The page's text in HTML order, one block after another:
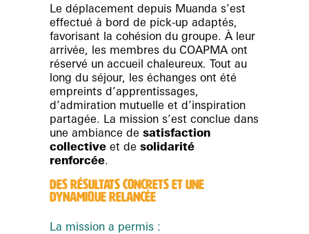
Le déplacement depuis Muanda s’est
effectué à bord de pick-up adaptés,
favorisant la cohésion du groupe. À leur
arrivée, les membres du COAPMA ont
réservé un accueil chaleureux. Tout au
long du séjour, les échanges ont été
empreints d’apprentissages,
d’admiration mutuelle et d’inspiration
partagée. La mission s’est conclue dans
une ambiance de satisfaction
collective et de solidarité
renforcée.
DES RÉSULTATS CONCRETS ET UNE
DYNAMIQUE RELANCÉE
La mission a permis :